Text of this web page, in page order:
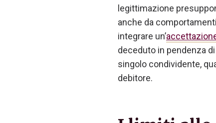
legittimazione
anche da
integrare un’
deceduto in pendenza di
singolo condividente,
debitore.